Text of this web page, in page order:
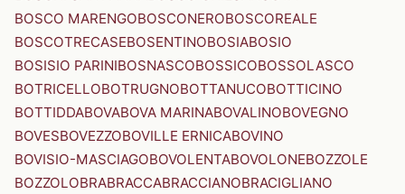
BOSCO MARENGOBOSCONEROBOSCOREALE
BOSCOTRECASEBOSENTINOBOSIABOSIO
BOSISIO PARINIBOSNASCOBOSSICOBOSSOLASCO
BOTRICELLOBOTRUGNOBOTTANUCOBOTTICINO
BOTTIDDABOVABOVA MARINABOVALINOBOVEGNO
BOVESBOVEZZOBOVILLE ERNICABOVINO
BOVISIO-MASCIAGOBOVOLENTABOVOLONEBOZZOLE
BOZZOLOBRABRACCABRACCIANOBRACIGLIANO